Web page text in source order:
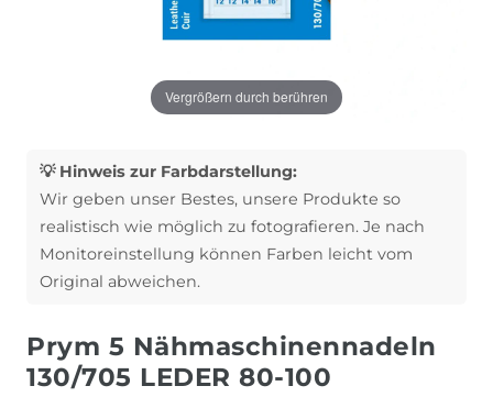
Vergrößern durch berühren
💡 Hinweis zur Farbdarstellung:
Wir geben unser Bestes, unsere Produkte so
realistisch wie möglich zu fotografieren. Je nach
Monitoreinstellung können Farben leicht vom
Original abweichen.
Prym 5 Nähmaschinennadeln
130/705 LEDER 80-100